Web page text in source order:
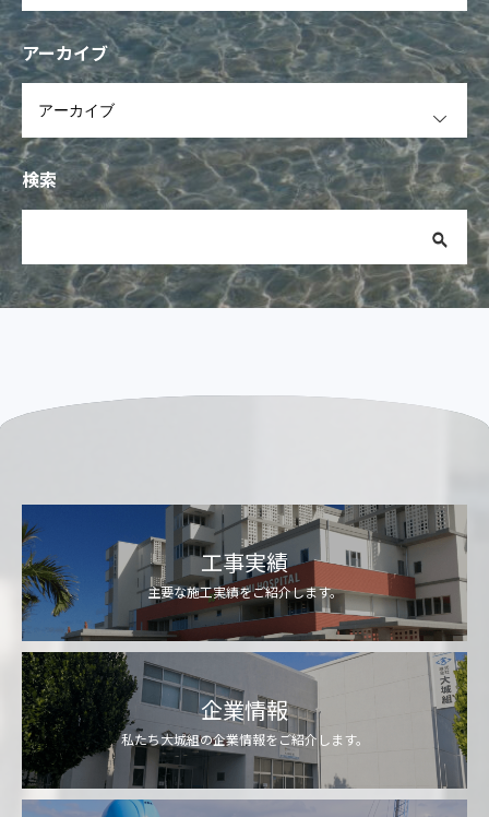
アーカイブ
検索
工事実績
主要な施工実績をご紹介します。
企業情報
私たち大城組の企業情報をご紹介します。